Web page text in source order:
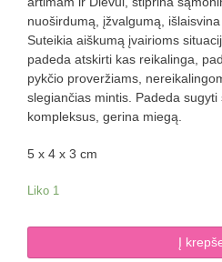
nuoširdumą, įžvalgumą,
Suteikia aiškumą įvairioms
padeda atskirti kas reikalinga,
pykčio proveržiams,
slegiančias mintis. Padeda
kompleksus, gerina miegą.
5 x 4 x 3 cm
Liko 1
kiekis:
Į